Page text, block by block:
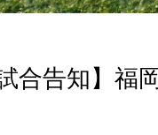
試合告知】